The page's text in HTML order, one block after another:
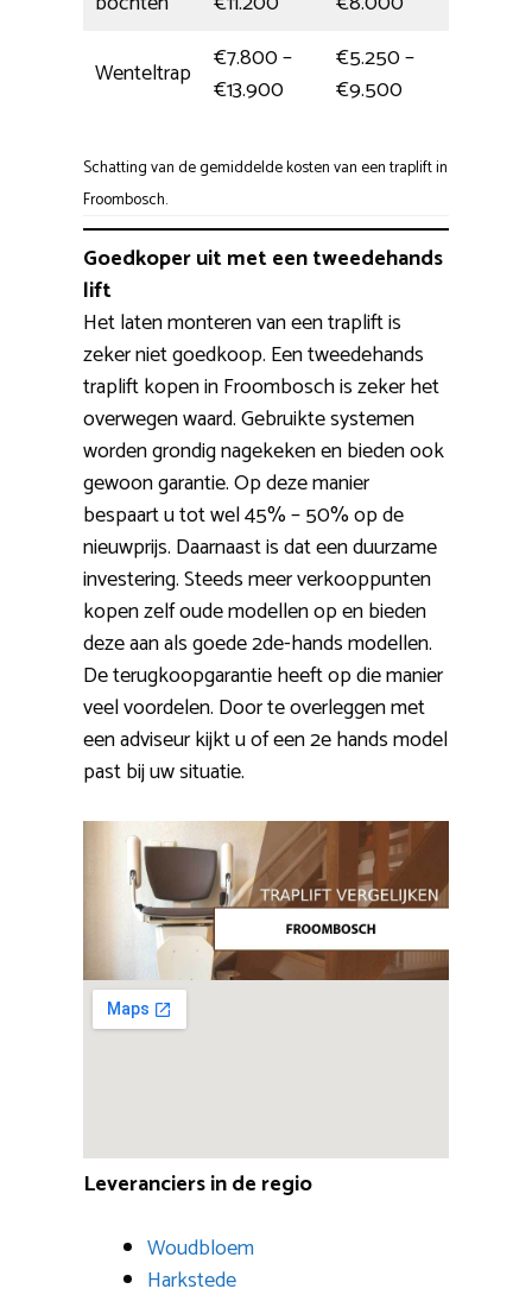
Wenteltrap
€7.800 –
€13.900
€5.250 –
€9.500
Schatting van de gemiddelde kosten van een traplift in
Froombosch.
Goedkoper uit met een tweedehands
lift
Het laten monteren van een traplift is
zeker niet goedkoop. Een tweedehands
traplift kopen in Froombosch is zeker het
overwegen waard. Gebruikte systemen
worden grondig nagekeken en bieden ook
gewoon garantie. Op deze manier
bespaart u tot wel 45% – 50% op de
nieuwprijs. Daarnaast is dat een duurzame
investering. Steeds meer verkooppunten
kopen zelf oude modellen op en bieden
deze aan als goede 2de-hands modellen.
De terugkoopgarantie heeft op die manier
veel voordelen. Door te overleggen met
een adviseur kijkt u of een 2e hands model
past bij uw situatie.
Leveranciers in de regio
Woudbloem
Harkstede